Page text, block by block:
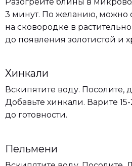
3 минут. По желанию, можно
на сковородке в
до появления золотистой и
Хинкали
Вскипятите воду. Посолите,
Добавьте хинкали. Варите
до готовности.
Пельмени